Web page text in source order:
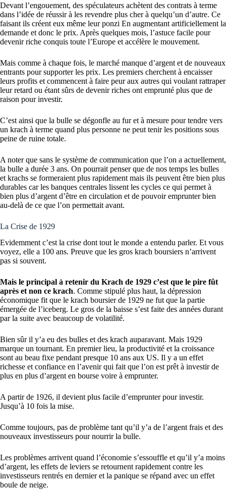
Devant l’engouement, des spéculateurs achètent des contrats à terme
dans l’idée de réussir à les revendre plus cher à quelqu’un d’autre. Ce
faisant ils créent eux même leur ponzi En augmentant artificiellement la
demande et donc le prix. Après quelques mois, l’astuce facile pour
devenir riche conquis toute l’Europe et accélère le mouvement.
Mais comme à chaque fois, le marché manque d’argent et de nouveaux
entrants pour supporter les prix. Les premiers cherchent à encaisser
leurs profits et commencent à faire peur aux autres qui voulant rattraper
leur retard ou étant sûrs de devenir riches ont emprunté plus que de
raison pour investir.
C’est ainsi que la bulle se dégonfle au fur et à mesure pour tendre vers
un krach à terme quand plus personne ne peut tenir les positions sous
peine de ruine totale.
A noter que sans le système de communication que l’on a actuellement,
la bulle a durée 3 ans. On pourrait penser que de nos temps les bulles
et krachs se formeraient plus rapidement mais ils peuvent être bien plus
durables car les banques centrales lissent les cycles ce qui permet à
bien plus d’argent d’être en circulation et de pouvoir emprunter bien
au-delà de ce que l’on permettait avant.
La Crise de 1929
Evidemment c’est la crise dont tout le monde a entendu parler. Et vous
voyez, elle a 100 ans. Preuve que les gros krach boursiers n’arrivent
pas si souvent.
Mais le principal à retenir du Krach de 1929 c’est que le pire fût
après et non ce krach. Comme stipulé plus haut, la dépression
économique fit que le krach boursier de 1929 ne fut que la partie
émergée de l’iceberg. Le gros de la baisse s’est faite des années durant
par la suite avec beaucoup de volatilité.
Bien sûr il y’a eu des bulles et des krach auparavant. Mais 1929
marque un tournant. En premier lieu, la productivité et la croissance
sont au beau fixe pendant presque 10 ans aux US. Il y a un effet
richesse et confiance en l’avenir qui fait que l’on est prêt à investir de
plus en plus d’argent en bourse voire à emprunter.
A partir de 1926, il devient plus facile d’emprunter pour investir.
Jusqu’à 10 fois la mise.
Comme toujours, pas de problème tant qu’il y’a de l’argent frais et des
nouveaux investisseurs pour nourrir la bulle.
Les problèmes arrivent quand l’économie s’essouffle et qu’il y’a moins
d’argent, les effets de leviers se retournent rapidement contre les
investisseurs rentrés en dernier et la panique se répand avec un effet
boule de neige.